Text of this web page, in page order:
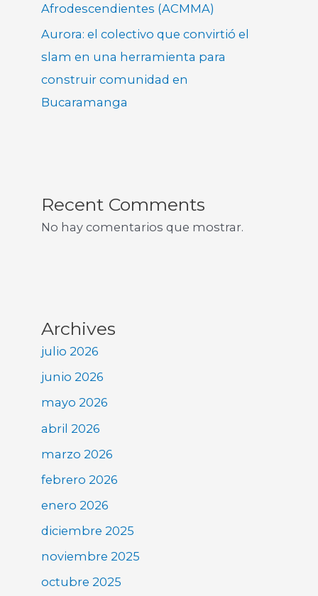
Afrodescendientes (ACMMA)
Aurora: el colectivo que convirtió el
slam en una herramienta para
construir comunidad en
Bucaramanga
Recent Comments
No hay comentarios que mostrar.
Archives
julio 2026
junio 2026
mayo 2026
abril 2026
marzo 2026
febrero 2026
enero 2026
diciembre 2025
noviembre 2025
octubre 2025